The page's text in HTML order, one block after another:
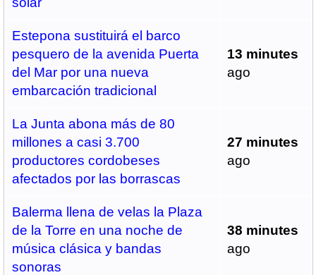
Estepona sustituirá el barco
pesquero de la avenida Puerta
del Mar por una nueva
embarcación tradicional
13 minutes
ago
La Junta abona más de 80
millones a casi 3.700
productores cordobeses
afectados por las borrascas
27 minutes
ago
Balerma llena de velas la Plaza
de la Torre en una noche de
música clásica y bandas
sonoras
38 minutes
ago